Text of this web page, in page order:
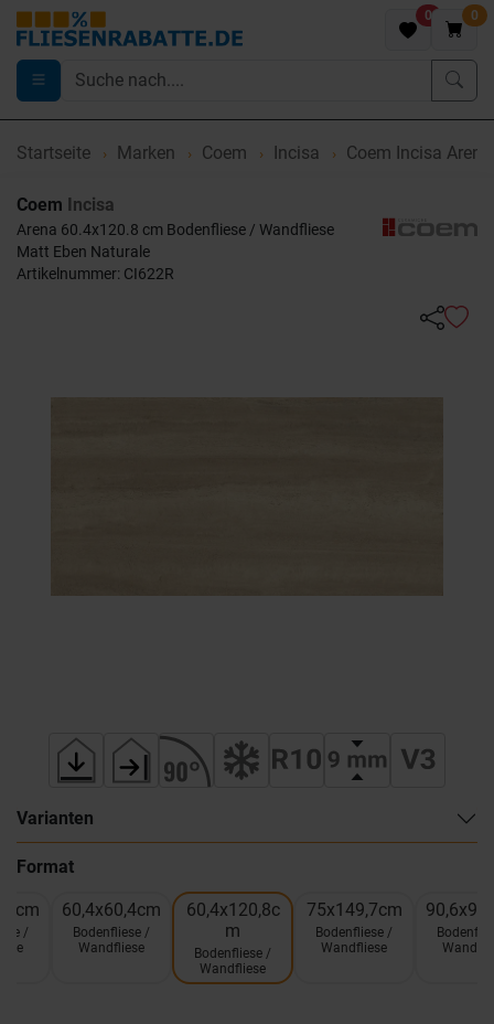
0 0
Startseite Marken Coem Incisa Coem Incisa
Coem Incisa
Arena 60.4x120.8 cm Bodenfliese / Wandfliese
Matt Eben Naturale
Artikelnummer: CI622R
Varianten
Format
/
60,4x60,4cm
Bodenfliese /
Wandfliese
60,4x120,8c
m
Bodenfliese /
Wandfliese
75x149,7cm
Bodenfliese /
Wandfliese